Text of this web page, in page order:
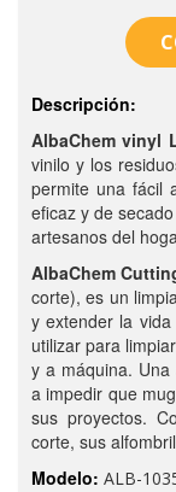
Descripción:
AlbaChem vinyl
vinilo y los
permite una fácil
eficaz y de
artesanos del
AlbaChem
corte), es un
y extender la
utilizar para
y a máquina.
a impedir que
sus proyectos.
corte, sus
Modelo: ALB-